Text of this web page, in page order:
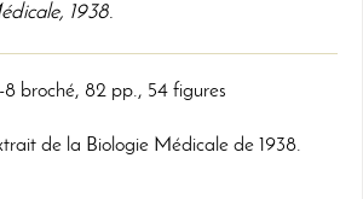
, 1938.
8 broché, 82 pp., 54 figures
de la Biologie Médicale de 1938.